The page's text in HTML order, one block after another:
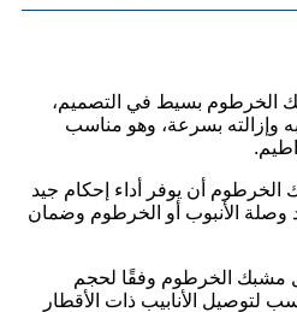
الخرطوم بسيط في التصميم،
وإزالته بسرعة، وهو مناسب
الخرطوم أن يوفر أداء إحكام جيد
الأنبوب أو الخرطوم وضمان
مشبك الخرطوم وفقًا لحجم
لتوصيل الأنابيب ذات الأقطار